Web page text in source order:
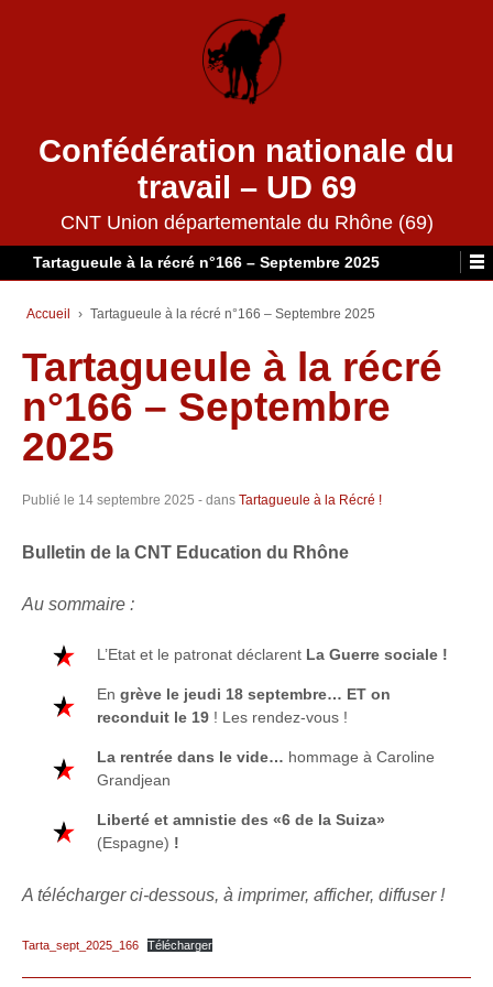
Confédération nationale du
travail – UD 69
CNT Union départementale du Rhône (69)
Tartagueule à la récré n°166 – Septembre 2025
Accueil › Tartagueule à la récré n°166 – Septembre 2025
Tartagueule à la récré
n°166 – Septembre
2025
Publié le 14 septembre 2025 - dans Tartagueule à la Récré !
Bulletin de la CNT Education du Rhône
Au sommaire :
L’Etat et le patronat déclarent La Guerre sociale !
En grève le jeudi 18 septembre… ET on
reconduit le 19 ! Les rendez-vous !
La rentrée dans le vide… hommage à Caroline
Grandjean
Liberté et amnistie des «6 de la Suiza»
(Espagne) !
A télécharger ci-dessous, à imprimer, afficher, diffuser !
Tarta_sept_2025_166 Télécharger